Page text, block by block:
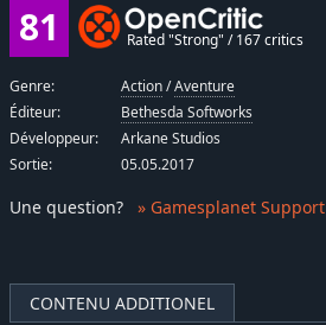
CONTENU ADDITIONEL
81 Rated "Strong" / 167 critics
Genre: Action/Aventure
Éditeur:
Bethesda Softworks
Développeur:
Arkane Studios
Sortie:
05.05.2017
Une question? » Gamesplanet Support